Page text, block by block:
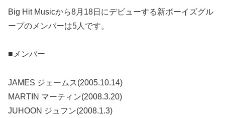
Big Hit Musicから8月18日にデビューする新ボーイズグル
ープのメンバーは5人です。
■メンバー
JAMES ジェームス(2005.10.14)
MARTIN マーティン(2008.3.20)
JUHOON ジュフン(2008.1.3)